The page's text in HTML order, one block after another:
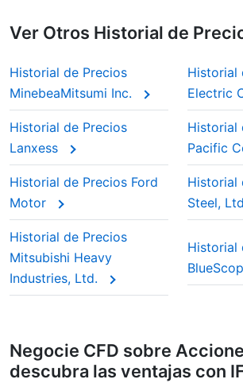
Ver Otros Historial de
Historial de Precios
MinebeaMitsumi Inc.
Historial
Electric
Historial de Precios
Lanxess
Historial
Pacific
Historial de Precios Ford
Motor
Historial
Steel,
Historial de Precios
Mitsubishi Heavy
Industries, Ltd.
Historial
Negocie CFD sobre
descubra las ventajas con